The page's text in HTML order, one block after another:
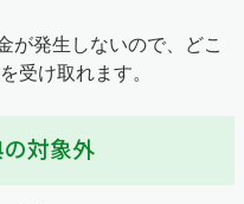
が発生しないので、どこ
受け取れます。
対象外